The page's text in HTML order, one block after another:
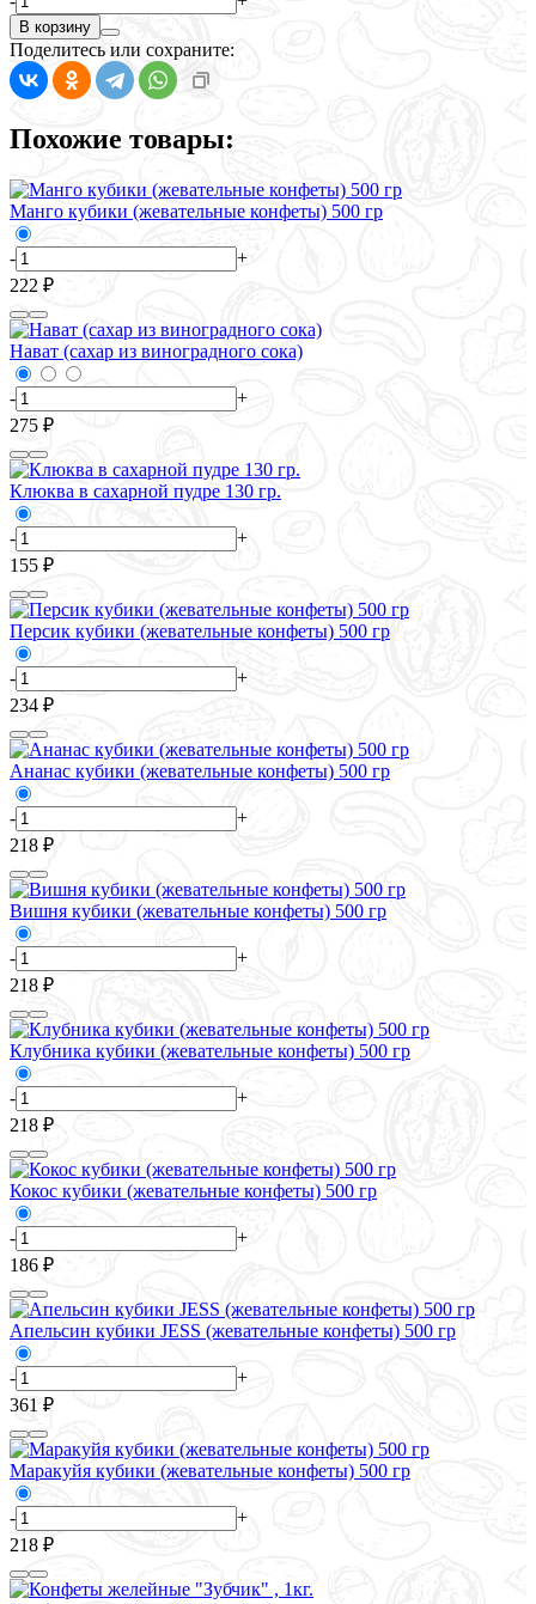
В корзину
Поделитесь или сохраните:
Похожие товары:
Манго кубики (жевательные конфеты) 500 гр
-
+
222 ₽
Нават (сахар из виноградного сока)
-
+
275 ₽
Клюква в сахарной пудре 130 гр.
-
+
155 ₽
Персик кубики (жевательные конфеты) 500 гр
-
+
234 ₽
Ананас кубики (жевательные конфеты) 500 гр
-
+
218 ₽
Вишня кубики (жевательные конфеты) 500 гр
-
+
218 ₽
Клубника кубики (жевательные конфеты) 500 гр
-
+
218 ₽
Кокос кубики (жевательные конфеты) 500 гр
-
+
186 ₽
Апельсин кубики JESS (жевательные конфеты) 500 гр
-
+
361 ₽
Маракуйя кубики (жевательные конфеты) 500 гр
-
+
218 ₽